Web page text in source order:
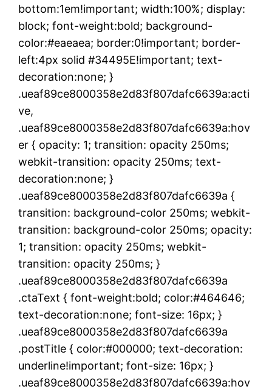
bottom:1em!important; width:100%; display:
block; font-weight:bold; background-
color:#eaeaea; border:0!important; border-
left:4px solid #34495E!important; text-
decoration:none; }
.ueaf89ce8000358e2d83f807dafc6639a:acti
ve,
.ueaf89ce8000358e2d83f807dafc6639a:hov
er { opacity: 1; transition: opacity 250ms;
webkit-transition: opacity 250ms; text-
decoration:none; }
.ueaf89ce8000358e2d83f807dafc6639a {
transition: background-color 250ms; webkit-
transition: background-color 250ms; opacity:
1; transition: opacity 250ms; webkit-
transition: opacity 250ms; }
.ueaf89ce8000358e2d83f807dafc6639a
.ctaText { font-weight:bold; color:#464646;
text-decoration:none; font-size: 16px; }
.ueaf89ce8000358e2d83f807dafc6639a
.postTitle { color:#000000; text-decoration:
underline!important; font-size: 16px; }
.ueaf89ce8000358e2d83f807dafc6639a:hov